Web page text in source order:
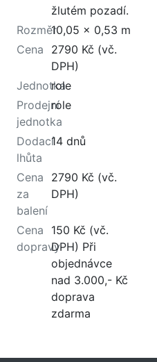
žlutém pozadí.
Rozměr10,05 x 0,53 m
Cena
2790 Kč (vč.
DPH)
Jednotka
role
Prodejní
jednotka
role
Dodací
lhůta
14 dnů
Cena
za
balení
2790 Kč (vč.
DPH)
Cena
dopravy
150 Kč (vč.
DPH) Při
objednávce
nad 3.000,- Kč
doprava
zdarma